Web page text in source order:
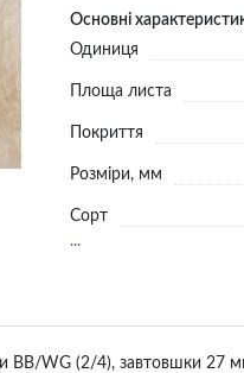
Основні
Одиниця
Площа листа
Покриття
Розміри, мм
Сорт
...
BB/WG (2/4), завтовшки